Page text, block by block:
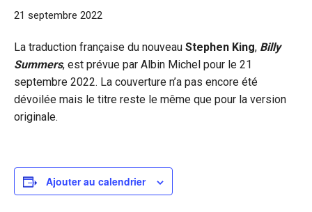
21 septembre 2022
La traduction française du nouveau Stephen King, Billy
Summers, est prévue par Albin Michel pour le 21
septembre 2022. La couverture n’a pas encore été
dévoilée mais le titre reste le même que pour la version
originale.
Ajouter au calendrier